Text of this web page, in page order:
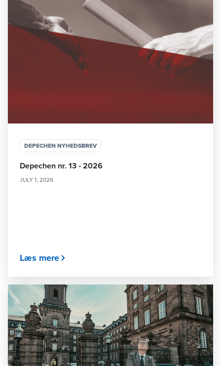
DEPECHEN NYHEDSBREV
Depechen nr. 13 - 2026
JULY 1, 2026
Læs mere